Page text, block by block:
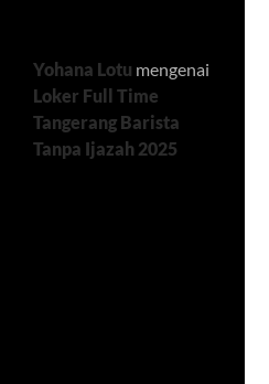
Yohana Lotu mengenai
Loker Full Time
Tangerang Barista
Tanpa Ijazah 2025